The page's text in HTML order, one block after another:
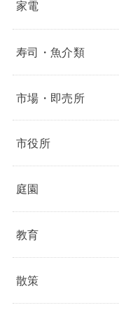
家電
寿司・魚介類
市場・即売所
市役所
庭園
教育
散策